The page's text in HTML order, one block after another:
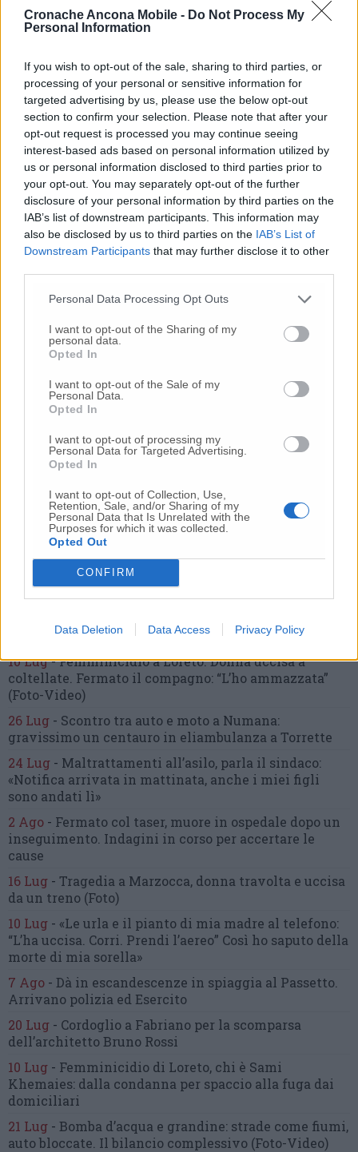
Cronache Ancona Mobile - Do Not Process My
Personal Information
If you wish to opt-out of the sale, sharing to third parties, or
processing of your personal or sensitive information for
targeted advertising by us, please use the below opt-out
section to confirm your selection. Please note that after your
opt-out request is processed you may continue seeing
interest-based ads based on personal information utilized by
us or personal information disclosed to third parties prior to
your opt-out. You may separately opt-out of the further
disclosure of your personal information by third parties on the
IAB’s list of downstream participants. This information may
also be disclosed by us to third parties on the IAB’s List of
Downstream Participants that may further disclose it to other
Personal Data Processing Opt Outs
I want to opt-out of the Sharing of my
personal data.
Opted In
I want to opt-out of the Sale of my
Personal Data.
Opted In
I want to opt-out of processing my
Personal Data for Targeted Advertising.
Opted In
I want to opt-out of Collection, Use,
Retention, Sale, and/or Sharing of my
Personal Data that Is Unrelated with the
Purposes for which it was collected.
Opted Out
CONFIRM
Data Deletion Data Access Privacy Policy
maltempo
© RIPRODUZIONE RISERVATA
Vai alla home
Commenti
Nessun commento presente
Commenta
Commenta l'articolo
Gli articoli più letti
Bimbi costretti a colpirsi da soli
prima la lite, poi la furia col coltello
10 Lug-Femminicidio a Loreto.Donna uccisa a
coltellate. Fermato il compagno: “L’ho ammazzata”
(Foto-Video)
26 Lug - Scontro tra auto e moto a Numana:
gravissimo un centauro in eliambulanza a Torrette
24 Lug - Maltrattamenti all’asilo, parla il sindaco:
«Notifica arrivata in mattinata, anche i miei figli
sono andati lì»
2 Ago - Fermato col taser, muore in ospedale dopo un
inseguimento. Indagini in corso per accertare le
cause
16 Lug - Tragedia a Marzocca, donna travolta e uccisa
da un treno (Foto)
10 Lug - «Le urla e il pianto di mia madre al telefono:
“L’ha uccisa. Corri. Prendi l’aereo” Così ho saputo della
morte di mia sorella»
7 Ago - Dà in escandescenze in spiaggia al Passetto.
Arrivano polizia ed Esercito
20 Lug - Cordoglio a Fabriano per la scomparsa
dell’architetto Bruno Rossi
10 Lug - Femminicidio di Loreto, chi è Sami
Khemaies: dalla condanna per spaccio alla fuga dai
domiciliari
21 Lug - Bomba d’acqua e grandine: strade come fiumi,
auto bloccate. Il bilancio complessivo (Foto-Video)